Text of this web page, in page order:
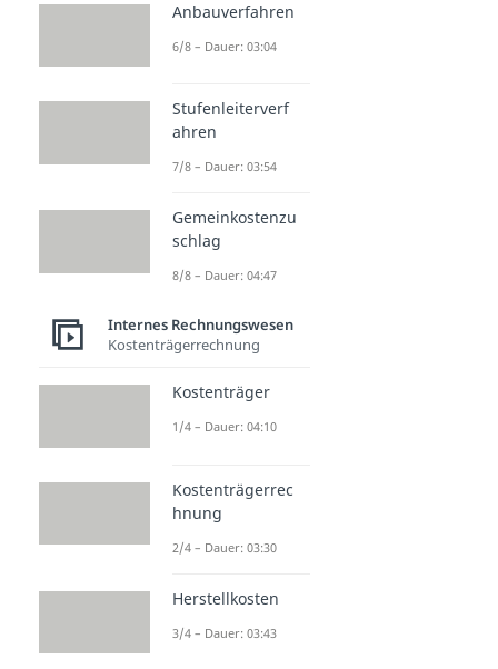
Anbauverfahren
6/8 – Dauer: 03:04
Stufenleiterverf
ahren
7/8 – Dauer: 03:54
Gemeinkostenzu
schlag
8/8 – Dauer: 04:47
Internes Rechnungswesen
Kostenträgerrechnung
Kostenträger
1/4 – Dauer: 04:10
Kostenträgerrec
hnung
2/4 – Dauer: 03:30
Herstellkosten
3/4 – Dauer: 03:43